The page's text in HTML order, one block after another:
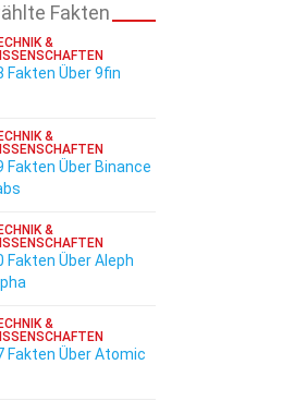
Fakten
&
Fakten Über 9fin
&
Fakten Über Binance
&
Fakten Über Aleph
&
Fakten Über Atomic